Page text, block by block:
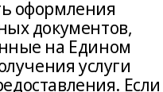
оформления
документов,
на Едином
услуги
Если